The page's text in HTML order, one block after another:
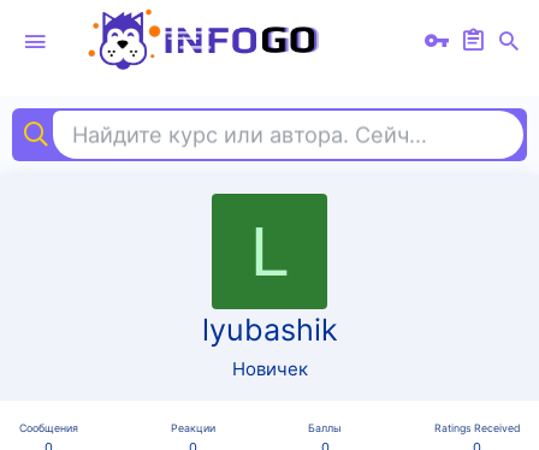
Найдите курс или автора. Сейчас ищут
L
lyubashik
Новичек
Сообщения Реакции Баллы Ratings Received